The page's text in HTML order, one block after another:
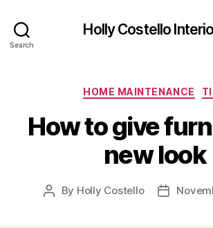
Search
Holly Costello
HOME MAINTENANCE
How to give
new look
Post
By Holly Costello
Post